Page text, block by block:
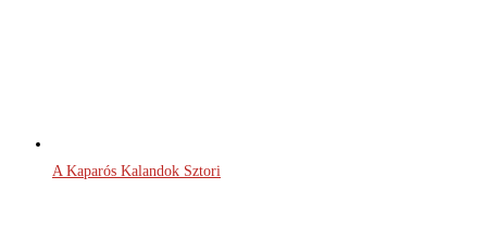
A Kaparós Kalandok Sztori